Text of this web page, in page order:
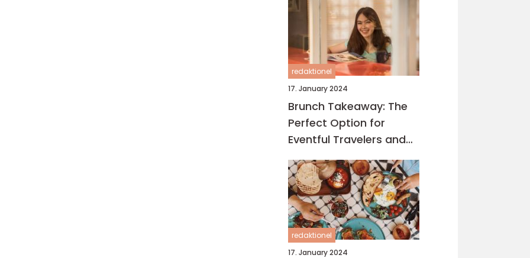
og turister
redaktionel
17. January 2024
Brunch Takeaway: The
Perfect Option for
Eventful Travelers and
Backpackers
redaktionel
17. January 2024